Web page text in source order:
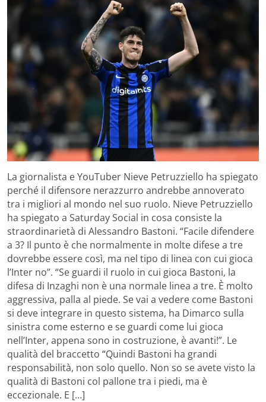
La giornalista e YouTuber Nieve Petruzziello ha spiegato
perché il difensore nerazzurro andrebbe annoverato
tra i migliori al mondo nel suo ruolo. Nieve Petruzziello
ha spiegato a Saturday Social in cosa consiste la
straordinarietà di Alessandro Bastoni. “Facile difendere
a 3? Il punto è che normalmente in molte difese a tre
dovrebbe essere così, ma nel tipo di linea con cui gioca
l’Inter no”. “Se guardi il ruolo in cui gioca Bastoni, la
difesa di Inzaghi non è una normale linea a tre. È molto
aggressiva, palla al piede. Se vai a vedere come Bastoni
si deve integrare in questo sistema, ha Dimarco sulla
sinistra come esterno e se guardi come lui gioca
nell’Inter, appena sono in costruzione, è avanti!”. Le
qualità del braccetto “Quindi Bastoni ha grandi
responsabilità, non solo quello. Non so se avete visto la
qualità di Bastoni col pallone tra i piedi, ma è
eccezionale. E […]